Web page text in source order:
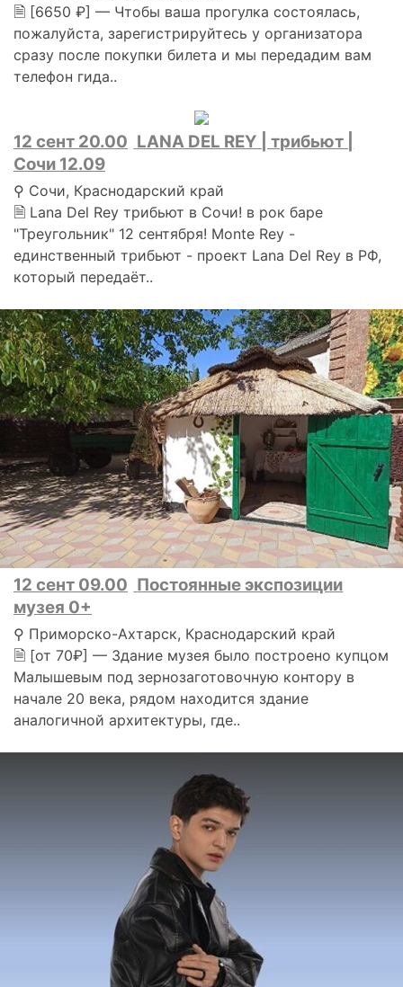
🗎 [6650 ₽] — Чтобы ваша прогулка состоялась,
пожалуйста, зарегистрируйтесь у организатора
сразу после покупки билета и мы передадим вам
телефон гида..
12 сент 20.00 LANA DEL REY | трибьют |
Сочи 12.09
⚲ Сочи, Краснодарский край
🗎 Lana Del Rey трибьют в Сочи! в рок баре
"Треугольник" 12 сентября! Monte Rey -
единственный трибьют - проект Lana Del Rey в РФ,
который передаёт..
12 сент 09.00 Постоянные экспозиции
музея 0+
⚲ Приморско-Ахтарск, Краснодарский край
🗎 [от 70₽] — Здание музея было построено купцом
Малышевым под зернозаготовочную контору в
начале 20 века, рядом находится здание
аналогичной архитектуры, где..